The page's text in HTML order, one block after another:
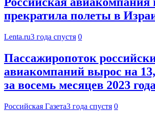
прекратила полеты в
Lenta.ru3 года спустя 0
Пассажиропоток
авиакомпаний вырос на
за восемь месяцев 2023 года
Российская Газета3 года спустя 0